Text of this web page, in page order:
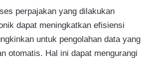
perpajakan yang dilakukan
dapat meningkatkan efisiensi
untuk pengolahan data yang
otomatis. Hal ini dapat mengurangi